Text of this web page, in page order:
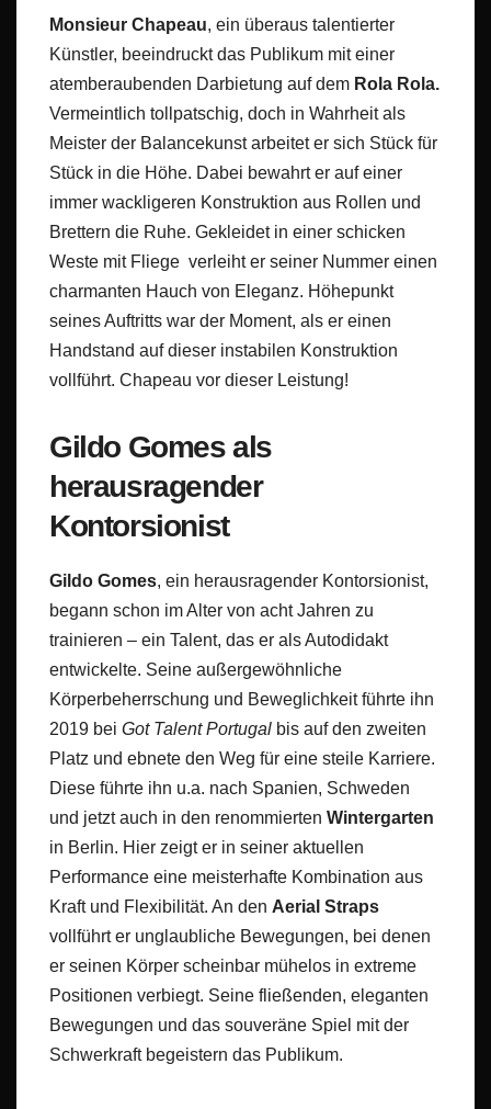
Monsieur Chapeau, ein überaus talentierter
Künstler, beeindruckt das Publikum mit einer
atemberaubenden Darbietung auf dem Rola Rola.
Vermeintlich tollpatschig, doch in Wahrheit als
Meister der Balancekunst arbeitet er sich Stück für
Stück in die Höhe. Dabei bewahrt er auf einer
immer wackligeren Konstruktion aus Rollen und
Brettern die Ruhe. Gekleidet in einer schicken
Weste mit Fliege verleiht er seiner Nummer einen
charmanten Hauch von Eleganz. Höhepunkt
seines Auftritts war der Moment, als er einen
Handstand auf dieser instabilen Konstruktion
vollführt. Chapeau vor dieser Leistung!
Gildo Gomes als
herausragender
Kontorsionist
Gildo Gomes, ein herausragender Kontorsionist,
begann schon im Alter von acht Jahren zu
trainieren – ein Talent, das er als Autodidakt
entwickelte. Seine außergewöhnliche
Körperbeherrschung und Beweglichkeit führte ihn
2019 bei Got Talent Portugal bis auf den zweiten
Platz und ebnete den Weg für eine steile Karriere.
Diese führte ihn u.a. nach Spanien, Schweden
und jetzt auch in den renommierten Wintergarten
in Berlin. Hier zeigt er in seiner aktuellen
Performance eine meisterhafte Kombination aus
Kraft und Flexibilität. An den Aerial Straps
vollführt er unglaubliche Bewegungen, bei denen
er seinen Körper scheinbar mühelos in extreme
Positionen verbiegt. Seine fließenden, eleganten
Bewegungen und das souveräne Spiel mit der
Schwerkraft begeistern das Publikum.